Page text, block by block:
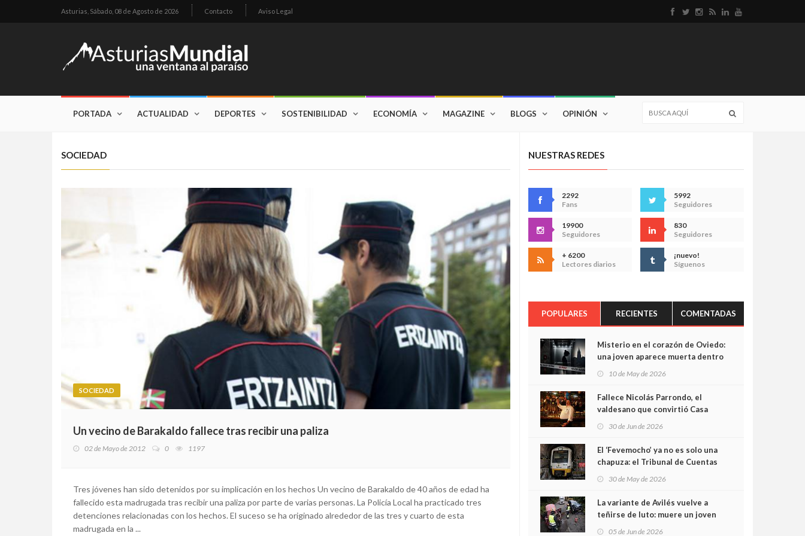
Asturias, Sábado, 08 de Agosto de 2026 Contacto Aviso Legal
PORTADA ACTUALIDAD DEPORTES SOSTENIBILIDAD ECONOMÍA MAGAZINE BLOGS OPINIÓN
SOCIEDAD
SOCIEDAD
Un vecino de Barakaldo fallece tras recibir una paliza
02 de Mayo de 2012 0 1197
Tres jóvenes han sido detenidos por su implicación en los hechos Un vecino de Barakaldo de 40 años de edad ha
fallecido esta madrugada tras recibir una paliza por parte de varias personas. La Policía Local ha practicado tres
detenciones relacionadas con los hechos. El suceso se ha originado alrededor de las tres y cuarto de esta
madrugada en la ...
NUESTRAS REDES
2292
Fans
5992
Seguidores
19900
Seguidores
830
Seguidores
+ 6200
Lectores diarios
¡nuevo!
Síguenos
POPULARES RECIENTES COMENTADAS
Misterio en el corazón de Oviedo:
una joven aparece muerta dentro
cámaras captan sus últimos
minutos
10 de May de 2026
Fallece Nicolás Parrondo, el
valdesano que convirtió Casa
30 de Jun de 2026
El ‘Fevemocho’ ya no es solo una
chapuza: el Tribunal de Cuentas
sobrecoste de los trenes que no
cabían por los túneles
30 de May de 2026
La variante de Avilés vuelve a
teñirse de luto: muere un joven
05 de Jun de 2026